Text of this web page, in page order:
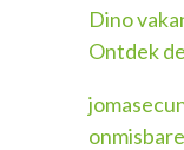
Dino
Ontdek